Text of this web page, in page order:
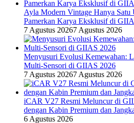
Ayla Modern Vintage Hanya
Pamerkan Karya Eksklusif di
7 Agustus 20267 Agustus 2026
Menyusuri Evolusi Kemewahan:
Multi-Sensori di GIIAS 2026
7 Agustus 20267 Agustus 2026
iCAR V27 Resmi Meluncur di
dengan Kabin Premium dan
6 Agustus 2026